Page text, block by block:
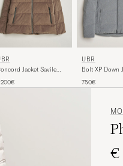
Jacket Savile
200€
UBR
Bolt XP Down
750€
€